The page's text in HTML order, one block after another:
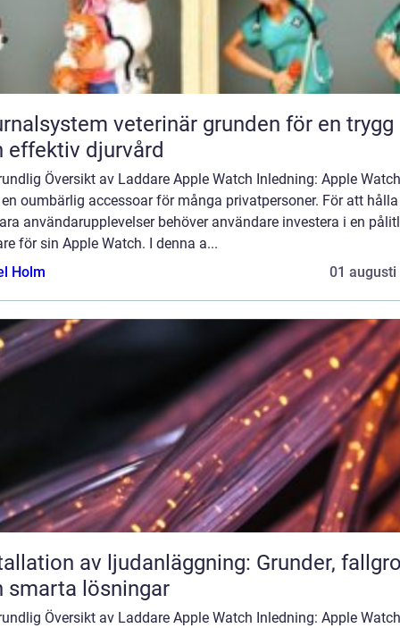
veterinär grunden för en trygg
effektiv djurvård
Översikt av Laddare Apple Watch Inledning: Apple
oumbärlig accessoar för många privatpersoner. För att hålla
användarupplevelser behöver användare investera i en
för sin Apple Watch. I denna a...
Holm
01 augusti
av ljudanläggning: Grunder,
smarta lösningar
Översikt av Laddare Apple Watch Inledning: Apple